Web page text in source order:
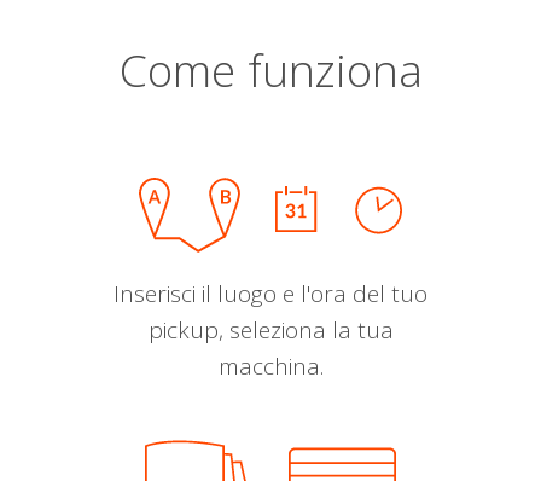
Come funziona
Inserisci il luogo e l'ora del tuo
pickup, seleziona la tua
macchina.